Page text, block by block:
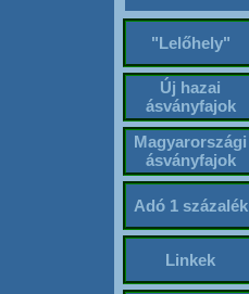
"Lelőhely"
Új hazai
ásványfajok
Magyarországi
ásványfajok
Adó 1 százalék
Linkek